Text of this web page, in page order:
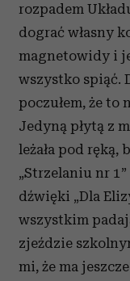
rozpadem
dograć własny
magnetowidy i
wszystko spiąć.
poczułem, że to
Jedyną płytą z
leżała pod ręką,
„Strzelaniu nr
dźwięki „Dla
wszystkim
zjeździe
mi, że ma